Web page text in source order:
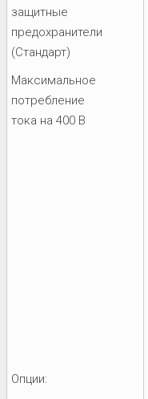
защитные
предохранители
(Стандарт)
Максимальное
потребление
тока на 400 В
Опции: